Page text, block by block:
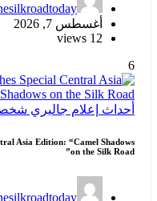
أغسطس 7, 2026
12 views
6
أحداث إعلام جاليري
Asia Edition: “Camel Shadows
on the Silk Road”